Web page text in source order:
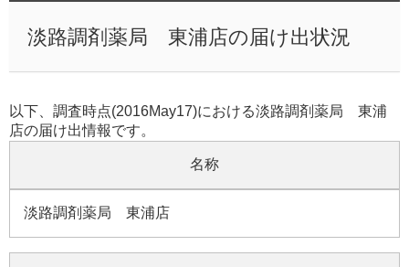
淡路調剤薬局 東浦店の届け出状況
以下、調査時点(2016May17)における淡路調剤薬局 東浦
店の届け出情報です。
名称
淡路調剤薬局 東浦店